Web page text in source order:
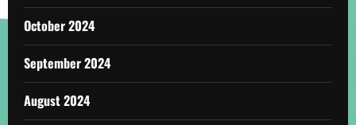
October 2024
September 2024
August 2024